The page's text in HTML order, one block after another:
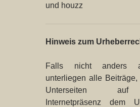
und houzz
Hinweis zum
Falls nicht anders
unterliegen alle
Unterseiten
Internetpräsenz dem